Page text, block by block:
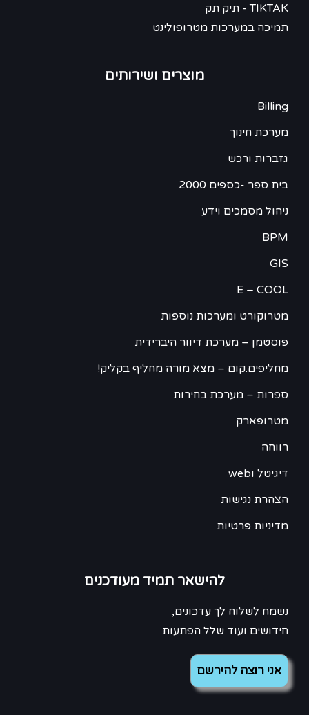
TIKTAK - תיק תק
תמיכה במערכות מטרופולינט
מוצרים ושירותים
Billing
מערכת חינוך
גזברות ורכש
בית ספר -כספים 2000
ניהול מסמכים וידע
BPM
GIS
E – COOL
מטרוקורט ומערכות נוספות
פוסטמן – מערכת דיוור היברידית
מחליפים.קום – מצא מורה מחליף בקליק!
ספרות – מערכת בחירות
מטרופארק
רווחה
דיגיטל וweb
הצהרת נגישות
מדיניות פרטיות
להישאר תמיד מעודכנים
נשמח לשלוח לך עדכונים,
חידושים ועוד שלל הפתעות